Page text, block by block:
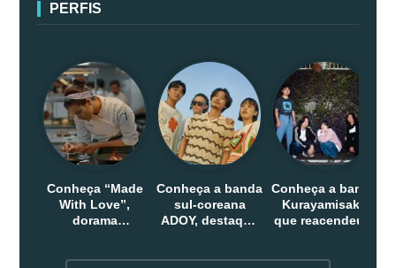
PERFIS
Conheça “Made
With Love”,
dorama
Conheça a banda
sul-coreana
ADOY, destaque
Conheça a banda
Kurayamisaka
que reacendeu o